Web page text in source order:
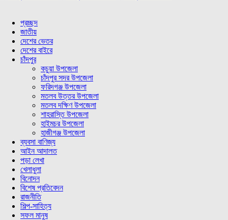
প্রচ্ছদ
জাতীয়
দেশের ভেতর
দেশের বাইরে
চাঁদপুর
কচুয়া উপজেলা
চাঁদপুর সদর উপজেলা
ফরিদগঞ্জ উপজেলা
মতলব উত্তর উপজেলা
মতলব দক্ষিণ উপজেলা
শাহরাস্তি উপজেলা
হাইমচর উপজেলা
হাজীগঞ্জ উপজেলা
ব্যবসা বাণিজ্য
আইন আদালত
পড়া লেখা
খেলাধুলা
বিনোদন
বিশেষ প্রতিবেদন
রাজনীতি
শিল্প-সাহিত্য
সফল মানুষ